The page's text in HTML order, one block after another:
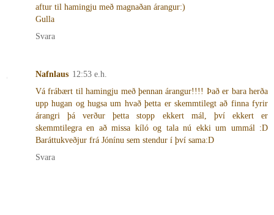
aftur til hamingju með magnaðan árangur:)
Gulla
Svara
Nafnlaus 12:53 e.h.
Vá frábært til hamingju með þennan árangur!!!! Það er bara herða
upp hugan og hugsa um hvað þetta er skemmtilegt að finna fyrir
árangri þá verður þetta stopp ekkert mál, því ekkert er
skemmtilegra en að missa kíló og tala nú ekki um ummál :D
Baráttukveðjur frá Jónínu sem stendur í því sama:D
Svara